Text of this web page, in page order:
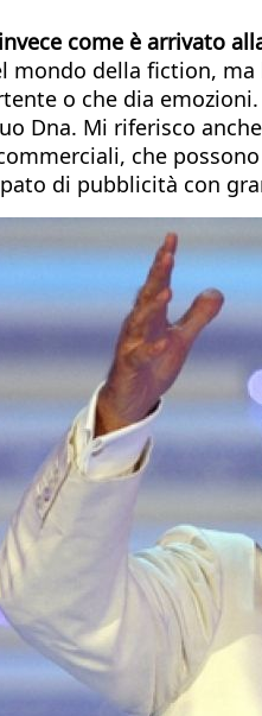
come è arrivato
della fiction,
o che dia
Dna. Mi riferisco
che
di pubblicità con